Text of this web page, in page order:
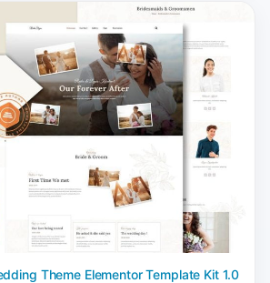
Theme Elementor Template Kit 1.0